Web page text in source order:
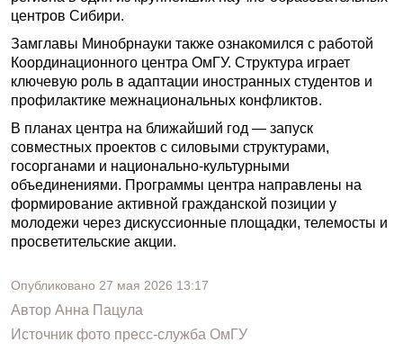
центров Сибири.
Замглавы Минобрнауки также ознакомился с работой
Координационного центра ОмГУ. Структура играет
ключевую роль в адаптации иностранных студентов и
профилактике межнациональных конфликтов.
В планах центра на ближайший год — запуск
совместных проектов с силовыми структурами,
госорганами и национально-культурными
объединениями. Программы центра направлены на
формирование активной гражданской позиции у
молодежи через дискуссионные площадки, телемосты и
просветительские акции.
Опубликовано 27 мая 2026 13:17
Автор Анна Пацула
Источник фото пресс-служба ОмГУ